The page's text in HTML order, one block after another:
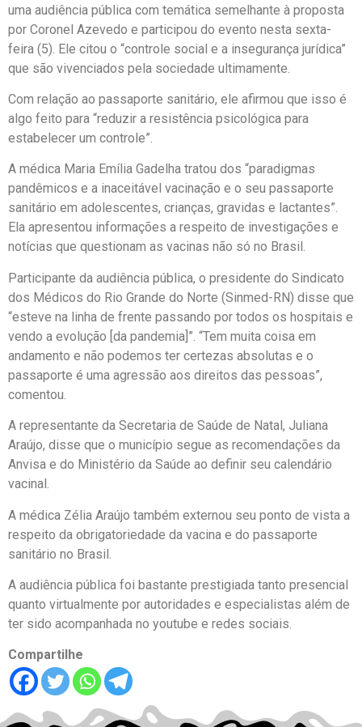
uma audiência pública com temática semelhante à proposta
por Coronel Azevedo e participou do evento nesta sexta-
feira (5). Ele citou o “controle social e a insegurança jurídica”
que são vivenciados pela sociedade ultimamente.
Com relação ao passaporte sanitário, ele afirmou que isso é
algo feito para “reduzir a resistência psicológica para
estabelecer um controle”.
A médica Maria Emília Gadelha tratou dos “paradigmas
pandêmicos e a inaceitável vacinação e o seu passaporte
sanitário em adolescentes, crianças, gravidas e lactantes”.
Ela apresentou informações a respeito de investigações e
notícias que questionam as vacinas não só no Brasil.
Participante da audiência pública, o presidente do Sindicato
dos Médicos do Rio Grande do Norte (Sinmed-RN) disse que
“esteve na linha de frente passando por todos os hospitais e
vendo a evolução [da pandemia]”. “Tem muita coisa em
andamento e não podemos ter certezas absolutas e o
passaporte é uma agressão aos direitos das pessoas”,
comentou.
A representante da Secretaria de Saúde de Natal, Juliana
Araújo, disse que o município segue as recomendações da
Anvisa e do Ministério da Saúde ao definir seu calendário
vacinal.
A médica Zélia Araújo também externou seu ponto de vista a
respeito da obrigatoriedade da vacina e do passaporte
sanitário no Brasil.
A audiência pública foi bastante prestigiada tanto presencial
quanto virtualmente por autoridades e especialistas além de
ter sido acompanhada no youtube e redes sociais.
Compartilhe